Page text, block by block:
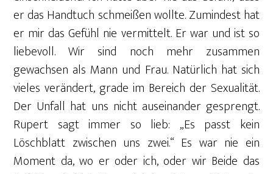
er das Handtuch schmeißen wollte. Zumindest hat
er mir das Gefühl nie vermittelt. Er war und ist so
liebevoll. Wir sind noch mehr zusammen
gewachsen als Mann und Frau. Natürlich hat sich
vieles verändert, grade im Bereich der Sexualität.
Der Unfall hat uns nicht auseinander gesprengt.
Rupert sagt immer so lieb: „Es passt kein
Löschblatt zwischen uns zwei.“ Es war nie ein
Moment da, wo er oder ich, oder wir Beide das